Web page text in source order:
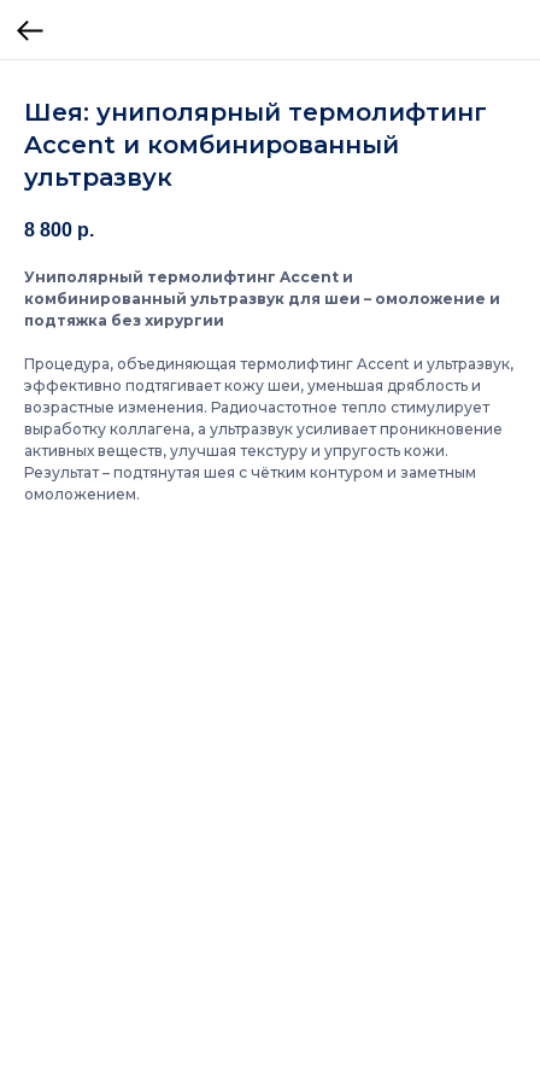
Шея: униполярный термолифтинг
Accent и комбинированный
ультразвук
8 800 р.
Униполярный термолифтинг Accent и
комбинированный ультразвук для шеи – омоложение и
подтяжка без хирургии
Процедура, объединяющая термолифтинг Accent и ультразвук,
эффективно подтягивает кожу шеи, уменьшая дряблость и
возрастные изменения. Радиочастотное тепло стимулирует
выработку коллагена, а ультразвук усиливает проникновение
активных веществ, улучшая текстуру и упругость кожи.
Результат – подтянутая шея с чётким контуром и заметным
омоложением.